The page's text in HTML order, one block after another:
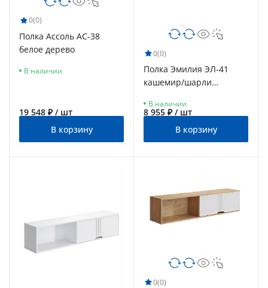
0(0)
Полка Ассоль АС-38
белое дерево
В наличии
19 548 ₽ / шт
В корзину
0(0)
Полка Эмилия ЭЛ-41
кашемир/шарли
В наличии
8 955 ₽ / шт
В корзину
0(0)